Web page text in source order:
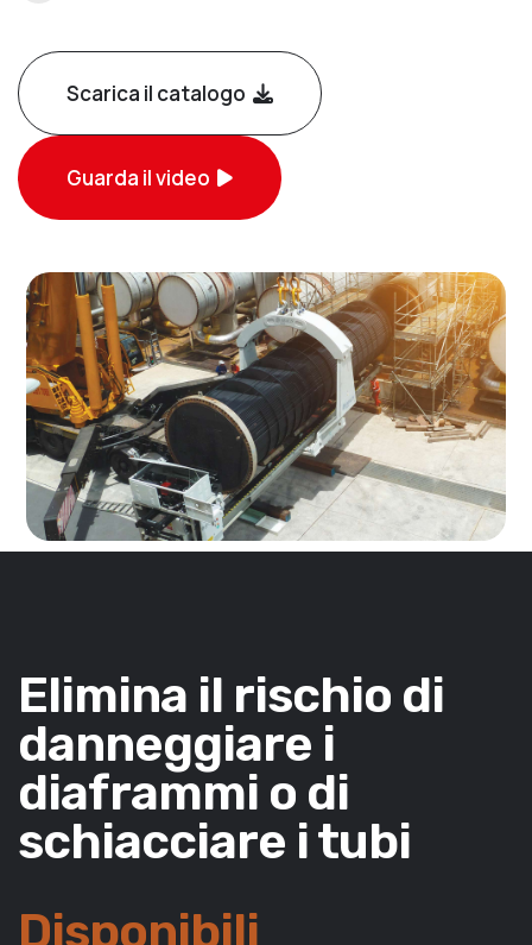
Scarica il catalogo
Guarda il video
Elimina il rischio di
danneggiare i
diaframmi o di
schiacciare i tubi
Disponibili